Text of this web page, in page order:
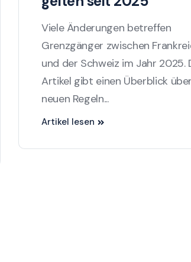
Viele Änderungen betreffen
Grenzgänger zwischen
und der Schweiz im Jahr 2025.
Artikel gibt einen Überblick
neuen Regeln...
Artikel lesen